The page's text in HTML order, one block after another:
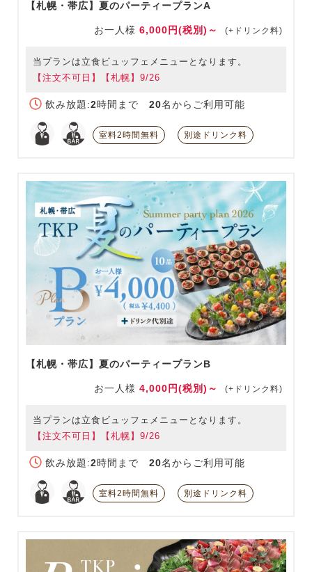
【札幌・帯広】夏のパーティープランA
お一人様 6,000円(税別)～ (+ドリンク料)
当プランは立食ビュッフェメニューとなります。
【注文不可日】【札幌】9/26
飲み放題:2時間まで 20名からご利用可能
室料2時間無料 別途ドリンク料
【札幌・帯広】夏のパーティープランB
お一人様 4,000円(税別)～ (+ドリンク料)
当プランは立食ビュッフェメニューとなります。
【注文不可日】【札幌】9/26
飲み放題:2時間まで 20名からご利用可能
室料2時間無料 別途ドリンク料